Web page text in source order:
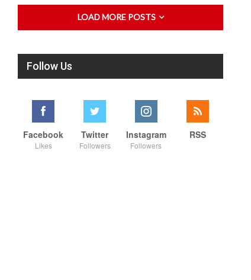
LOAD MORE POSTS
Follow Us
Facebook
Likes
Twitter
Followers
Instagram
Followers
RSS